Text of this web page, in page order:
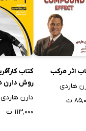
اثر مرکب
هاردی
ت
کتاب
روش دارن
دارن هاردی
۱۱۳,۰۰۰ ت